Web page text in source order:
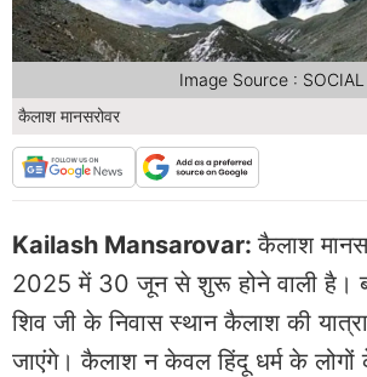
कैलाश मानसरोवर
Image Source : SOCIAL
Kailash Mansarovar:कैलाश
2025 में 30 जून से शुरू होने वाली है।
शिव जी के निवास स्थान कैलाश की
जाएंगे। कैलाश न केवल हिंदू धर्म के लोगों